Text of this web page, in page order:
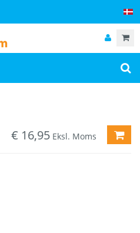
€ 16,95 Eksl. Moms